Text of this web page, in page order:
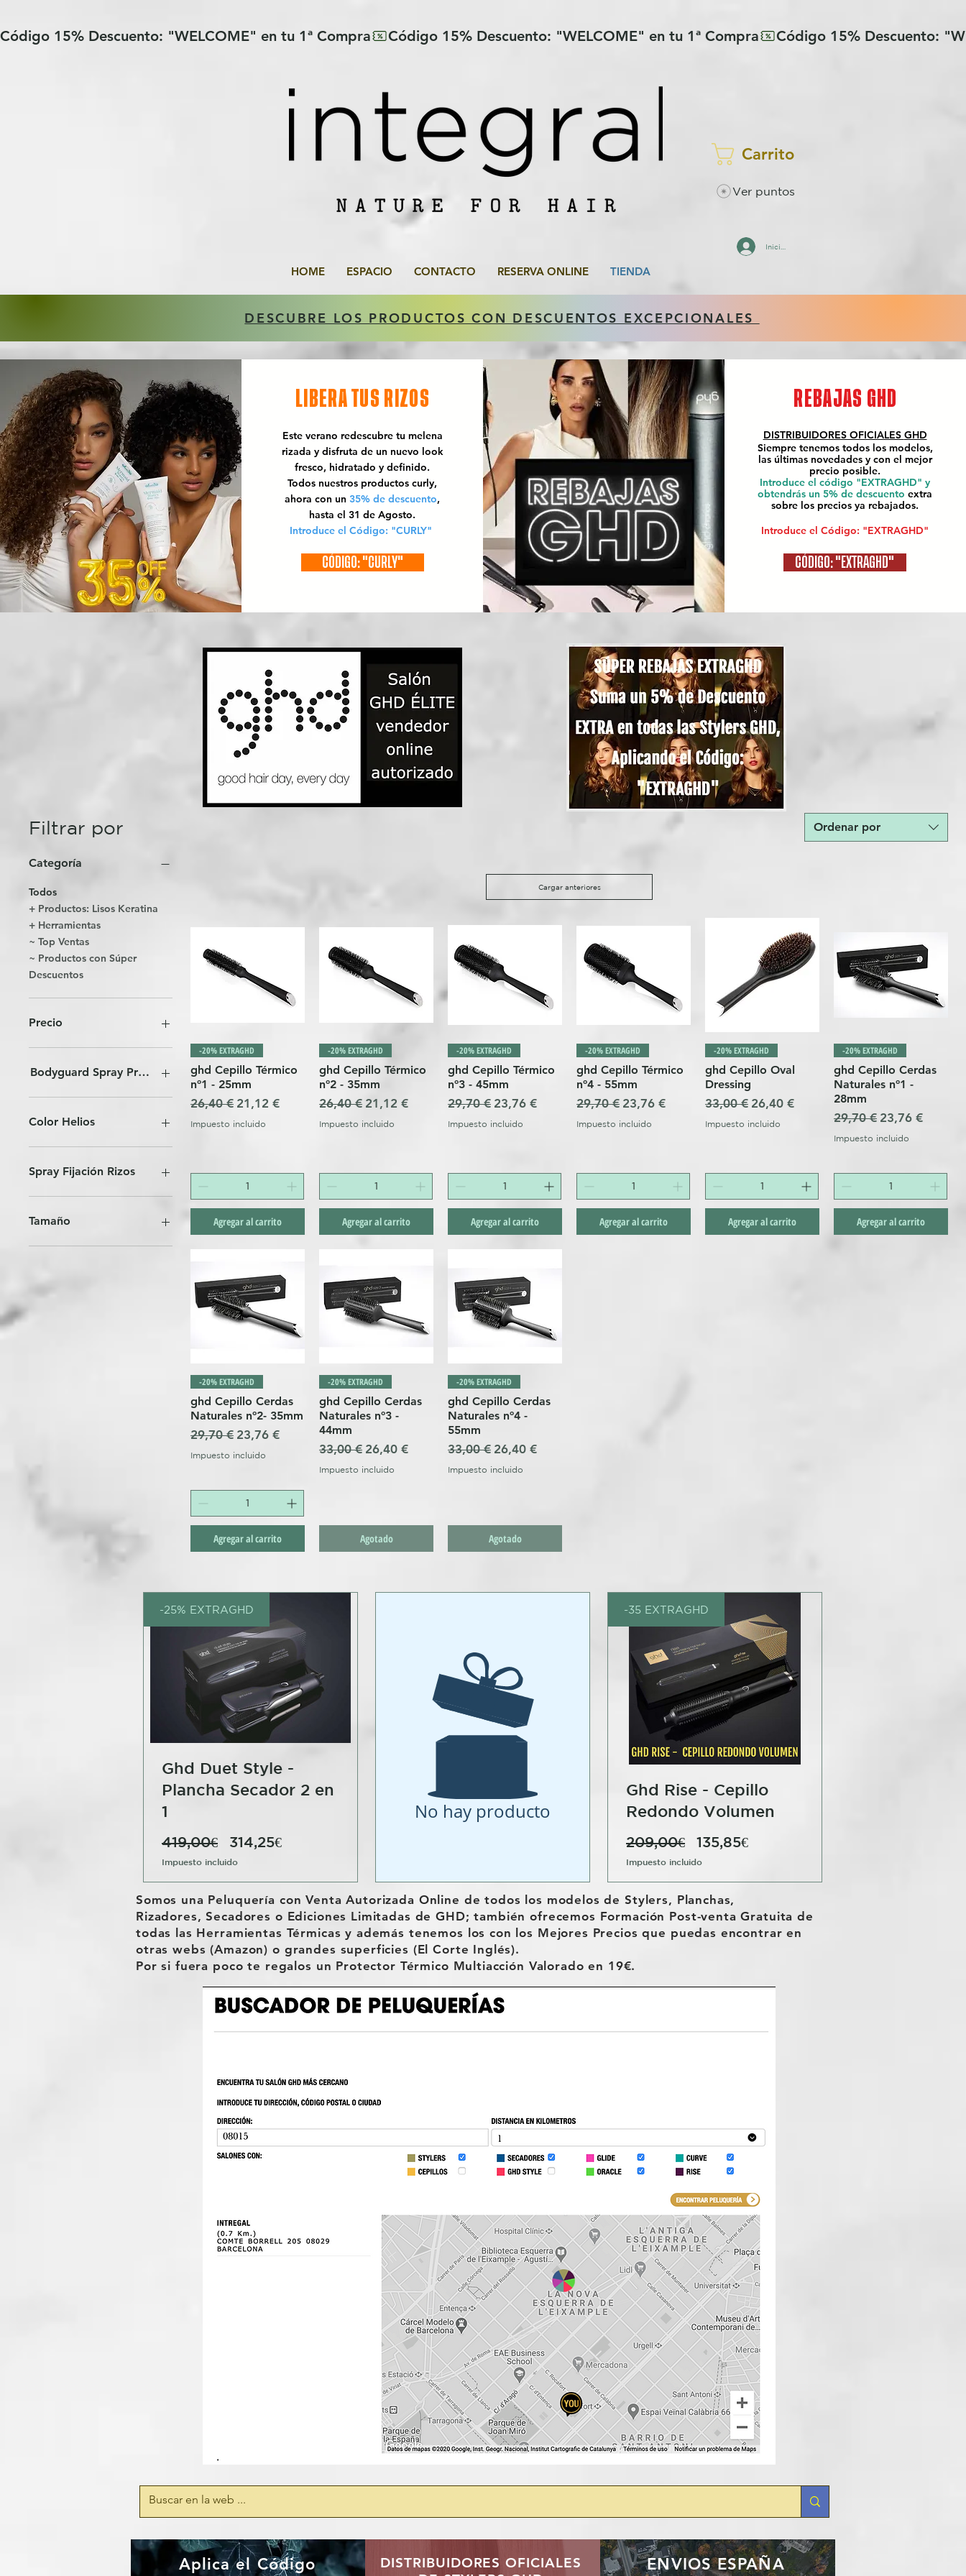
Código 15% Descuento: "WELCOME" en tu 1ª Compra
Carrito
Ver puntos
Iniciar sesión
HOME ESPACIO CONTACTO RESERVA ONLINE TIENDA
DESCUBRE LOS PRODUCTOS CON DESCUENTOS EXCEPCIONALES
LIBERA TUS RIZOS
Este verano redescubre tu melena
rizada y disfruta de un nuevo look
fresco, hidratado y definido.
Todos nuestros productos curly,
ahora con un 35% de descuento,
hasta el 31 de Agosto.
Introduce el Código: "CURLY"
CÓDIGO: "CURLY"
REBAJAS GHD
DISTRIBUIDORES OFICIALES GHD
Siempre tenemos todos los modelos,
las últimas novedades y con el mejor
precio posible.
Introduce el código "EXTRAGHD" y
obtendrás un 5% de descuento extra
sobre los precios ya rebajados.
Introduce el Código: "EXTRAGHD"
CÓDIGO: "EXTRAGHD"
Filtrar por
Categoría
Todos
+ Productos: Lisos Keratina
+ Herramientas
~ Top Ventas
~ Productos con Súper
Descuentos
Precio
18 €
Bodyguard Spray Protector
Color Helios
Spray Fijación Rizos
Curls Gone Wild 200ml
Curly Ever After 120ml
Tamaño
Mediano Estándar
Ordenar por
Cargar anteriores
-20% EXTRAGHD
ghd Cepillo Térmico
nº1 - 25mm
Precio
26,40 € Precio de oferta
21,12 €
Impuesto incluido
Agregar al carrito
-20% EXTRAGHD
ghd Cepillo Térmico
nº2 - 35mm
Precio
26,40 € Precio de oferta
21,12 €
Impuesto incluido
Agregar al carrito
-20% EXTRAGHD
ghd Cepillo Térmico
nº3 - 45mm
Precio
29,70 € Precio de oferta
23,76 €
Impuesto incluido
Agregar al carrito
-20% EXTRAGHD
ghd Cepillo Térmico
nº4 - 55mm
Precio
29,70 € Precio de oferta
23,76 €
Impuesto incluido
Agregar al carrito
-20% EXTRAGHD
ghd Cepillo Oval
Dressing
Precio
33,00 € Precio de oferta
26,40 €
Impuesto incluido
Agregar al carrito
-20% EXTRAGHD
ghd Cepillo Cerdas
Naturales nº1 -
28mm
Precio
29,70 € Precio de
23,76 €
Impuesto incluido
Agregar al carrito
-20% EXTRAGHD
ghd Cepillo Cerdas
Naturales nº2- 35mm
Precio
29,70 € Precio de oferta
23,76 €
Impuesto incluido
Agregar al carrito
-20% EXTRAGHD
ghd Cepillo Cerdas
Naturales nº3 -
44mm
Precio
33,00 € Precio de oferta
26,40 €
Impuesto incluido
Agotado
-20% EXTRAGHD
ghd Cepillo Cerdas
Naturales nº4 -
55mm
Precio
33,00 € Precio de oferta
26,40 €
Impuesto incluido
Agotado
-25% EXTRAGHD
Ghd Duet Style -
Plancha Secador 2 en
1
419,00€ Precio
314,25€Precio
Impuesto incluido
No hay producto
-35 EXTRAGHD
Ghd Rise - Cepillo
Redondo Volumen
209,00€ Precio
135,85€Precio
Impuesto incluido
Somos una Peluquería con Venta Autorizada Online de todos los modelos de Stylers, Planchas,
Rizadores, Secadores o Ediciones Limitadas de GHD; también ofrecemos Formación Post-venta Gratuita de
todas las Herramientas Térmicas y además tenemos los con los Mejores Precios que puedas encontrar en
otras webs (Amazon) o grandes superficies (El Corte Inglés).
Por si fuera poco te regalos un Protector Térmico Multiacción Valorado en 19€.
Aplica el Código
DISTRIBUIDORES OFICIALES
ENVIOS ESPAÑA